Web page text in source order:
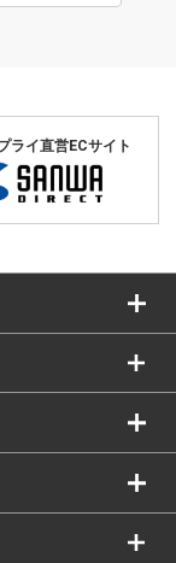
ライ直営ECサイト